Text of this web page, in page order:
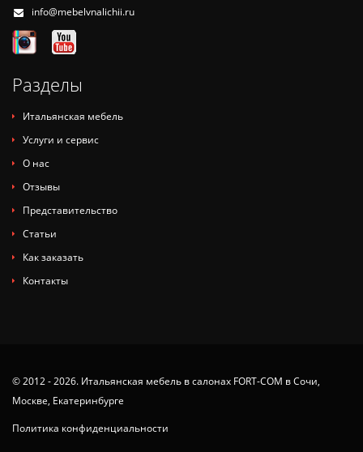
info@mebelvnalichii.ru
Разделы
Итальянская мебель
Услуги и сервис
О нас
Отзывы
Представительство
Статьи
Как заказать
Контакты
© 2012 - 2026. Итальянская мебель в салонах FORT-COM в Сочи,
Москве, Екатеринбурге
Политика конфиденциальности